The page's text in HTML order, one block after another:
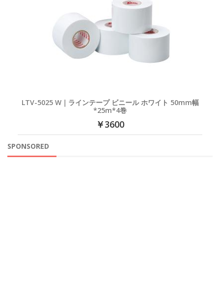
LTV-5025 W｜ラインテープ ビニール ホワイト 50mm幅
*25m*4巻
￥3600
SPONSORED